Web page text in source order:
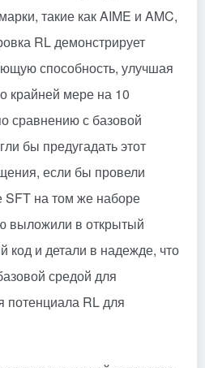
такие как AIME и AMC,
RL демонстрирует
способность, улучшая
крайней мере на 10
сравнению с базовой
бы предугадать этот
если бы провели
SFT на том же наборе
выложили в открытый
код и детали в надежде, что
средой для
потенциала RL для